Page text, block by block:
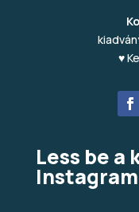
♥
Less be a